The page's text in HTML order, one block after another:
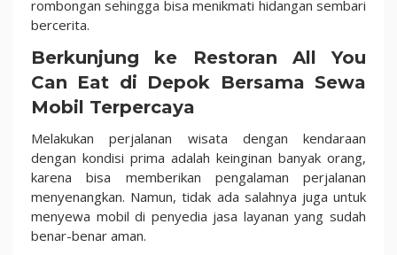
rombongan sehingga bisa menikmati hidangan sembari
bercerita.
Berkunjung ke Restoran All You
Can Eat di Depok Bersama Sewa
Mobil Terpercaya
Melakukan perjalanan wisata dengan kendaraan
dengan kondisi prima adalah keinginan banyak orang,
karena bisa memberikan pengalaman perjalanan
menyenangkan. Namun, tidak ada salahnya juga untuk
menyewa mobil di penyedia jasa layanan yang sudah
benar-benar aman.